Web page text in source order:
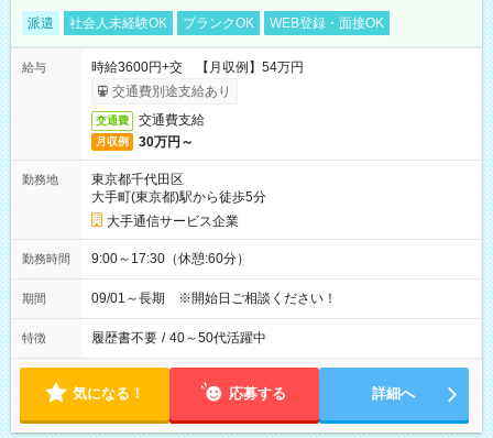
派遣 社会人未経験OK ブランクOK WEB登録・面接OK
給与
時給3600円+交 【月収例】54万円
交通費別途支給あり
交通費 交通費支給
月収例 30万円～
勤務地
東京都千代田区
大手町(東京都)駅から徒歩5分
大手通信サービス企業
勤務時間 9:00～17:30（休憩:60分）
期間 09/01～長期 ※開始日ご相談ください！
特徴 履歴書不要 / 40～50代活躍中
気になる！ 応募する 詳細へ